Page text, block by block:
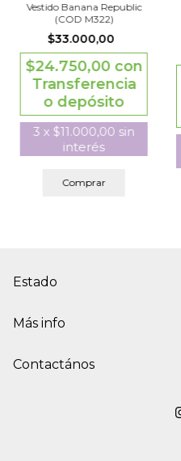
Vestido Banana Republic
(COD M322)
$33.000,00
$24.750,00 con
Transferencia
o depósito
3 x $11.000,00 sin
interés
Comprar
Estado
Más info
Contactános